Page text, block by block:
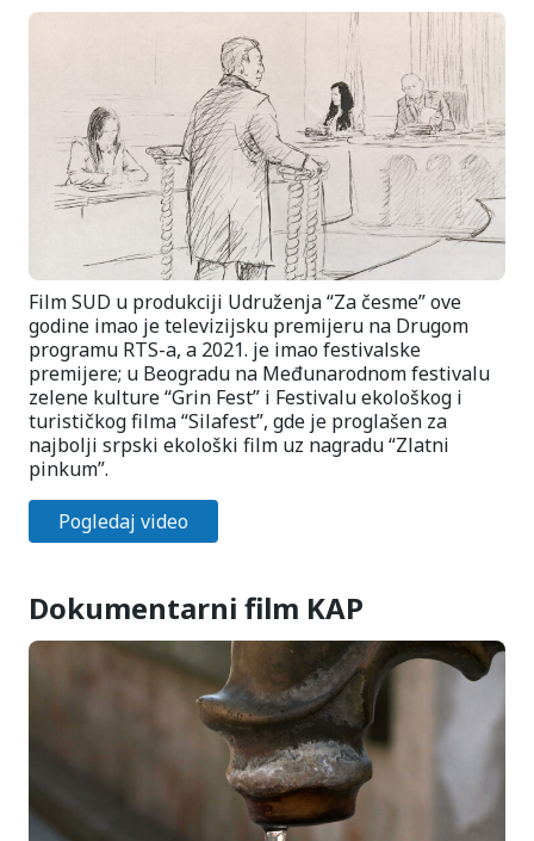
Film SUD u produkciji Udruženja “Za česme” ove
godine imao je televizijsku premijeru na Drugom
programu RTS-a, a 2021. je imao festivalske
premijere; u Beogradu na Međunarodnom festivalu
zelene kulture “Grin Fest” i Festivalu ekološkog i
turističkog filma “Silafest”, gde je proglašen za
najbolji srpski ekološki film uz nagradu “Zlatni
pinkum”.
Pogledaj video
Dokumentarni film KAP